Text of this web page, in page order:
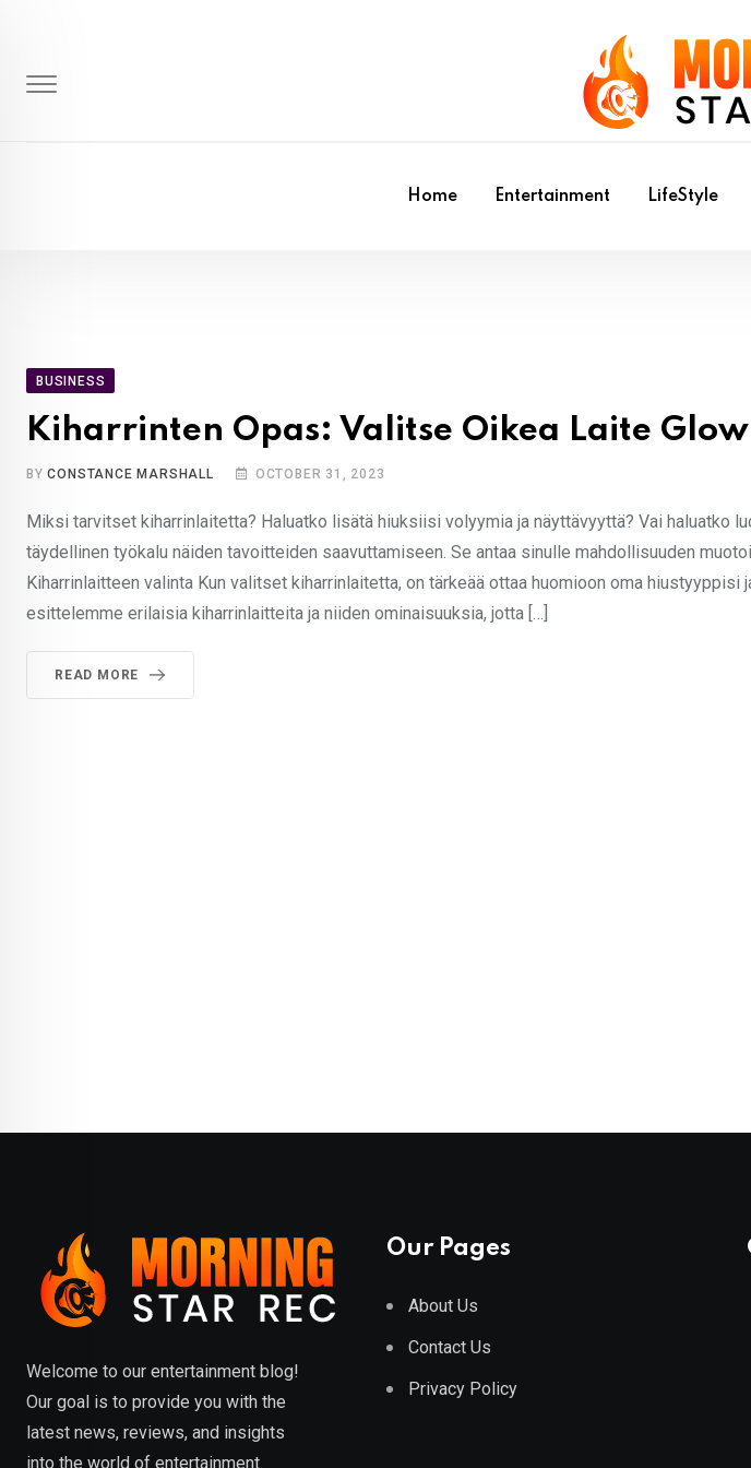
content
Home Entertainment LifeStyle
BUSINESS
Kiharrinten Opas: Valitse Oikea Laite
BYCONSTANCE MARSHALL OCTOBER 31, 2023
Miksi tarvitset kiharrinlaitetta? Haluatko lisätä hiuksiisi volyymia ja näyttävyyttä? Vai haluatko
täydellinen työkalu näiden tavoitteiden saavuttamiseen. Se antaa sinulle mahdollisuuden
Kiharrinlaitteen valinta Kun valitset kiharrinlaitetta, on tärkeää ottaa huomioon oma hiustyyppisi
esittelemme erilaisia kiharrinlaitteita ja niiden ominaisuuksia, jotta […]
READ MORE
Welcome to our entertainment blog!
Our goal is to provide you with the
latest news, reviews, and insights
into the world of entertainment.
Our Pages
About Us
Contact Us
Privacy Policy